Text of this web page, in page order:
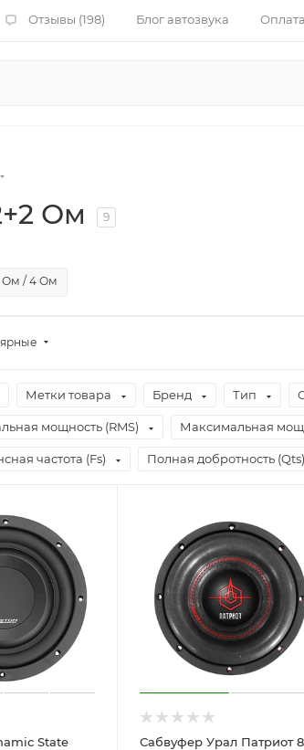
Отзывы (198) Блог автозвука Оплата
Ом 9
Ом / 4 Ом
Метки товара Бренд Тип
мощность (RMS) Максимальная
частота (Fs) Полная добротность (Qts)
State
Сабвуфер Урал Патриот 8